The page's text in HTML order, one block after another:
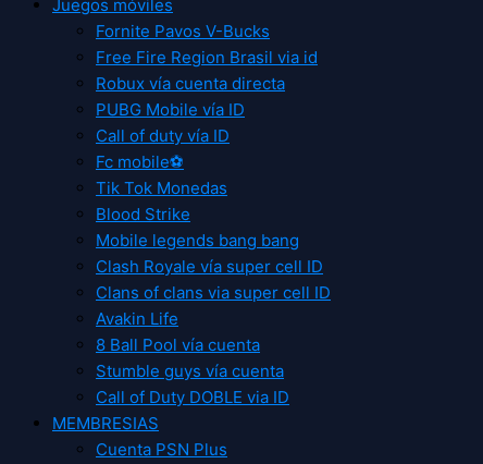
Juegos móviles
Fornite Pavos V-Bucks
Free Fire Region Brasil via id
Robux vía cuenta directa
PUBG Mobile vía ID
Call of duty vía ID
Fc mobile⚽
Tik Tok Monedas
Blood Strike
Mobile legends bang bang
Clash Royale vía super cell ID
Clans of clans via super cell ID
Avakin Life
8 Ball Pool vía cuenta
Stumble guys vía cuenta
Call of Duty DOBLE via ID
MEMBRESIAS
Cuenta PSN Plus